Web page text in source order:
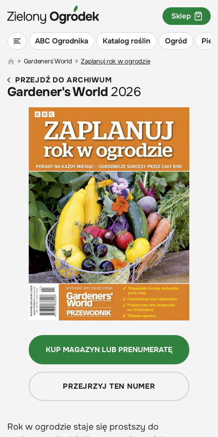
ABC Ogrodnika Katalog roślin Ogród
Sklep
> Gardeners` World > Zaplanuj rok w ogrodzie
PRZEJDŹ DO ARCHIWUM
Gardener's World2026
KUP MAGAZYN LUB PRENUMERATĘ
PRZEJRZYJ TEN NUMER
Rok w ogrodzie staje się prostszy do